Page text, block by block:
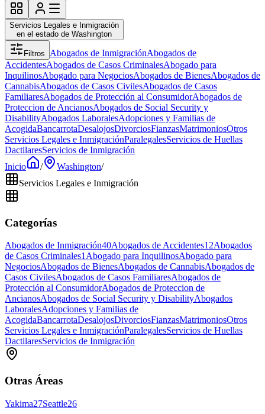
Servicios Legales e Inmigración
en el estado de Washington
Filtros Abogados de InmigraciónAbogados de
AccidentesAbogados de Casos CriminalesAbogado para
InquilinosAbogado para NegociosAbogados de BienesAbogados de
CannabisAbogados de Casos CivilesAbogados de Casos
FamiliaresAbogados de Protección al ConsumidorAbogados de
Proteccion de AncianosAbogados de Social Security y
DisabilityAbogados LaboralesAdopciones y Familias de
AcogidaBancarrotaDesalojosDivorciosFianzasMatrimoniosOtros
Servicios Legales e InmigraciónParalegalesServicios de Huellas
DactilaresServicios de Inmigración
Inicio
/ Washington/
Servicios Legales e Inmigración
Categorías
Abogados de Inmigración40Abogados de Accidentes12Abogados
de Casos Criminales1Abogado para InquilinosAbogado para
NegociosAbogados de BienesAbogados de CannabisAbogados de
Casos CivilesAbogados de Casos FamiliaresAbogados de
Protección al ConsumidorAbogados de Proteccion de
AncianosAbogados de Social Security y DisabilityAbogados
LaboralesAdopciones y Familias de
AcogidaBancarrotaDesalojosDivorciosFianzasMatrimoniosOtros
Servicios Legales e InmigraciónParalegalesServicios de Huellas
DactilaresServicios de Inmigración
Otras Áreas
Yakima27Seattle26